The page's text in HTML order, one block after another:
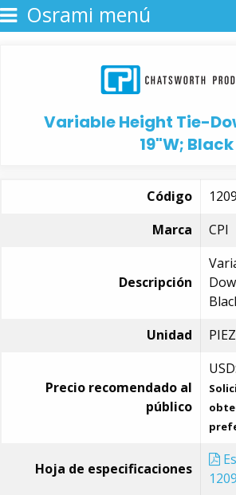
Osrami menú
Variable Height Tie-
19"W; Black
Código
Marca
CPI
Descripción
Unidad
Precio recomendado al
público
Hoja de especificaciones